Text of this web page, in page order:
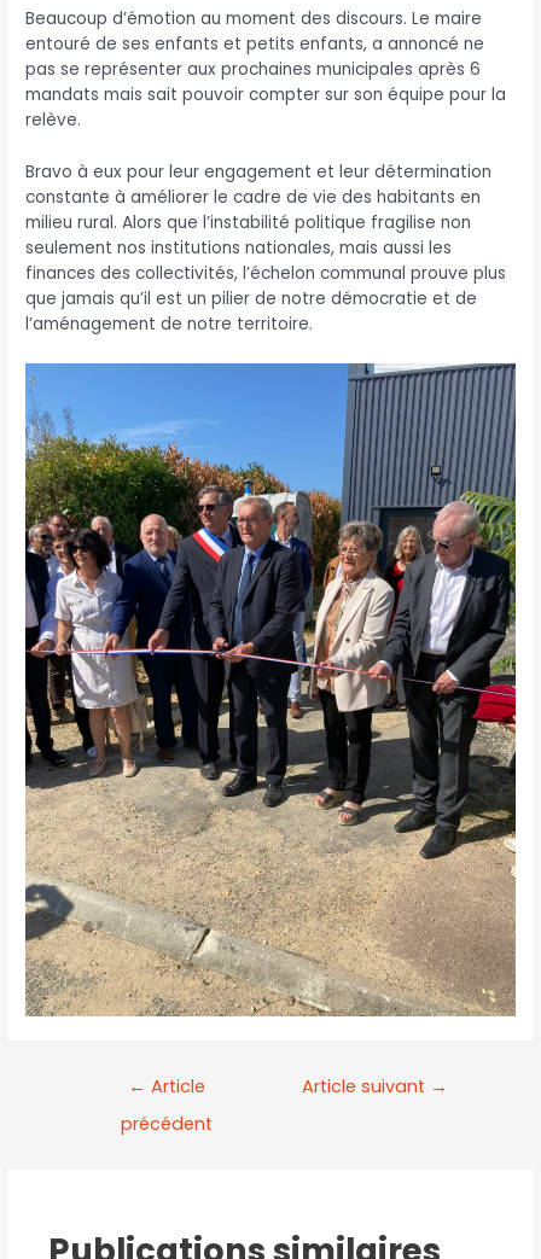
Beaucoup d’émotion au moment des discours. Le maire
entouré de ses enfants et petits enfants, a annoncé ne
pas se représenter aux prochaines municipales après 6
mandats mais sait pouvoir compter sur son équipe pour la
relève.
Bravo à eux pour leur engagement et leur détermination
constante à améliorer le cadre de vie des habitants en
milieu rural. Alors que l’instabilité politique fragilise non
seulement nos institutions nationales, mais aussi les
finances des collectivités, l’échelon communal prouve plus
que jamais qu’il est un pilier de notre démocratie et de
l’aménagement de notre territoire.
← Article
précédent
Article suivant →